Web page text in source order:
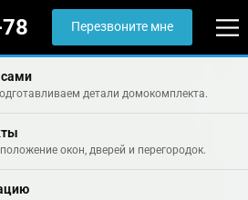
Перезвоните мне
детали домокомплекта.
окон, дверей и перегородок.